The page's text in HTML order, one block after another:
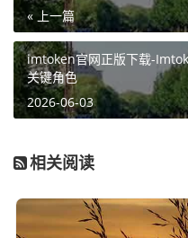
« 上一篇
imtoken官网正版下载-
关键角色
2026-06-03
相关阅读